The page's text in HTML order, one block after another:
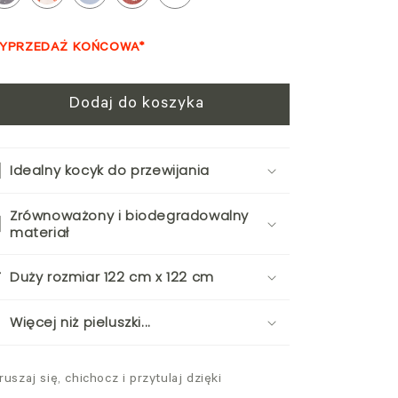
KOŃCOWA*
Dodaj do koszyka
Idealny kocyk do przewijania
Zrównoważony i biodegradowalny
materiał
Duży rozmiar 122 cm x 122 cm
Więcej niż pieluszki...
się, chichocz i przytulaj dzięki